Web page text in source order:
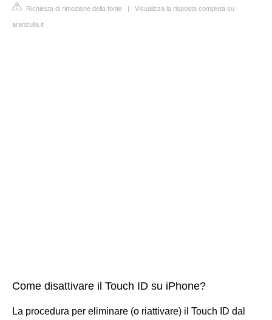
Richiesta di rimozione della fonte | Visualizza la risposta completa su
aranzulla.it
Come disattivare il Touch ID su iPhone?
La procedura per eliminare (o riattivare) il Touch ID dal